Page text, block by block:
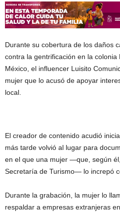
Durante su cobertura de los daños
contra la gentrificación en la colonia
México, el influencer Luisito
mujer que lo acusó de apoyar
local.
El creador de contenido acudió
más tarde volvió al lugar para
en el que una mujer —que, según
Secretaría de Turismo— lo increpó
Durante la grabación, la mujer lo
respaldar a empresas extranjeras